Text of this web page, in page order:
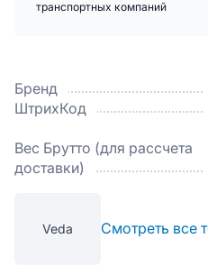
Бренд
ШтрихКод
Вес Брутто (для рассчета
доставки)
Veda Смотреть все
транспортных компаний